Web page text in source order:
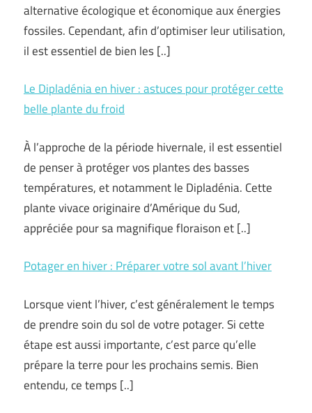
alternative écologique et économique aux énergies
fossiles. Cependant, afin d’optimiser leur utilisation,
il est essentiel de bien les [..]
Le Dipladénia en hiver : astuces pour protéger cette
belle plante du froid
À l’approche de la période hivernale, il est essentiel
de penser à protéger vos plantes des basses
températures, et notamment le Dipladénia. Cette
plante vivace originaire d’Amérique du Sud,
appréciée pour sa magnifique floraison et [..]
Potager en hiver : Préparer votre sol avant l’hiver
Lorsque vient l’hiver, c’est généralement le temps
de prendre soin du sol de votre potager. Si cette
étape est aussi importante, c’est parce qu’elle
prépare la terre pour les prochains semis. Bien
entendu, ce temps [..]